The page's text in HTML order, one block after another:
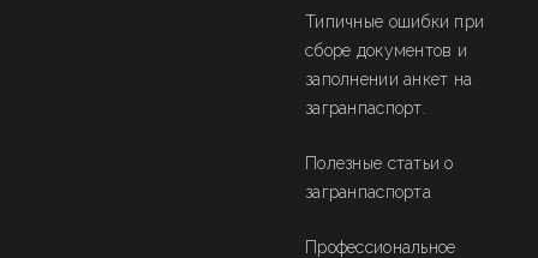
Типичные ошибки при
сборе документов и
заполнении анкет на
загранпаспорт.
Полезные статьи о
загранпаспорта
Профессиональное